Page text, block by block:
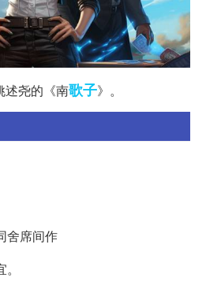
述尧的《南歌子》。
舍席间作